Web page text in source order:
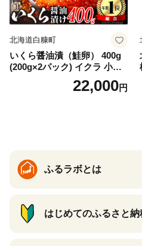
北海道白糠町
いくら醤油漬（鮭卵） 400g
(200g×2パック) イクラ 小分
け いくら醤油漬 鮭いくら い
くら醤油漬け 鮭 鮭卵 ikura
22,000円
ふるラボとは
はじめてのふるさと納